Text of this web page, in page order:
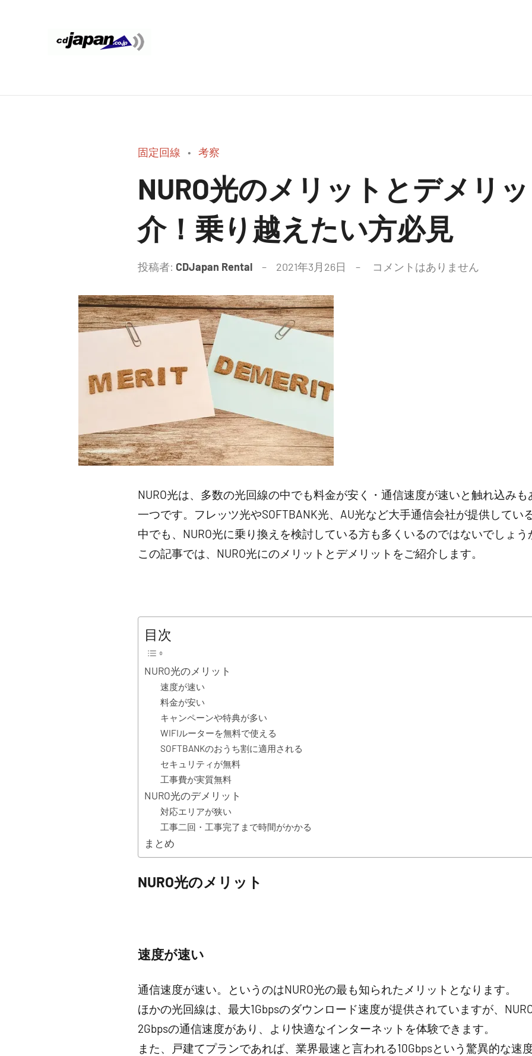
Rental
レ
ン
ル
報
考
固定回線 考察
NURO光のメリットとデメリ
介！乗り越えたい方必見
投稿者: CDJapan Rental 2021年3月26日 コメントはありません
NURO光は、多数の光回線の中でも料金が安く・通信速度が速いと触れ込み
一つです。フレッツ光やSOFTBANK光、AU光など大手通信会社が提供してい
中でも、NURO光に乗り換えを検討している方も多くいるのではないでしょう
この記事では、NURO光にのメリットとデメリットをご紹介します。
目次
NURO光のメリット
速度が速い
料金が安い
キャンペーンや特典が多い
WIFIルーターを無料で使える
SOFTBANKのおうち割に適用される
セキュリティが無料
工事費が実質無料
NURO光のデメリット
対応エリアが狭い
工事二回・工事完了まで時間がかかる
まとめ
NURO光のメリット
速度が速い
通信速度が速い。というのはNURO光の最も知られたメリットとなります。
ほかの光回線は、最大1Gbpsのダウンロード速度が提供されていますが、
2Gbpsの通信速度があり、より快適なインターネットを体験できます。
また、戸建てプランであれば、業界最速と言われる10Gbpsという驚異的な速